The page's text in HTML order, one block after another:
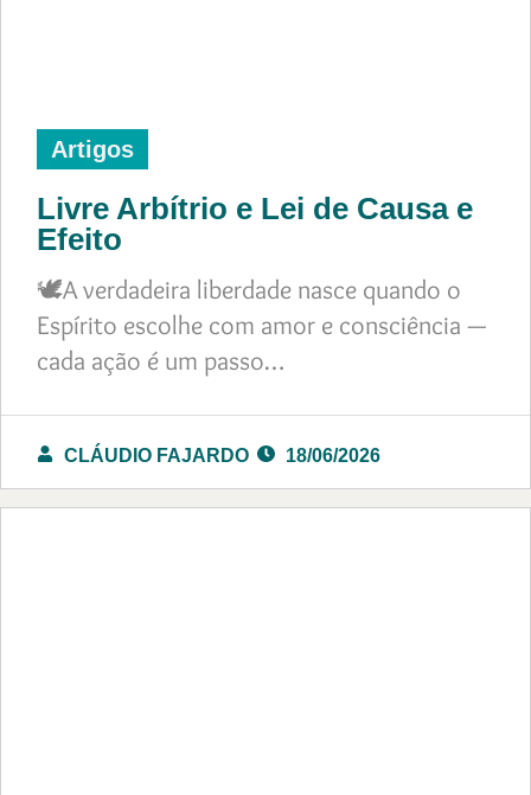
Artigos
Livre Arbítrio e Lei de Causa e
Efeito
🕊️A verdadeira liberdade nasce quando o
Espírito escolhe com amor e consciência —
cada ação é um passo…
CLÁUDIO FAJARDO 18/06/2026